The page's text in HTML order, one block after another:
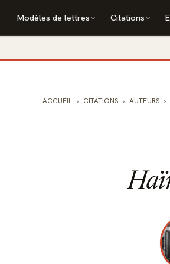
Modèles de lettres Citations
ACCUEIL CITATIONS AUTEURS